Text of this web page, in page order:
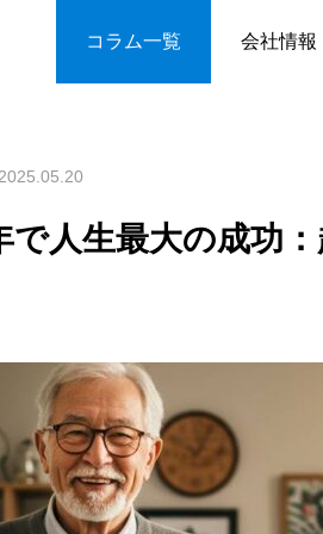
コラム一覧 会社情報
とり起業 定年後の10年で人生最大
2025.05.20
で人生最大の成功